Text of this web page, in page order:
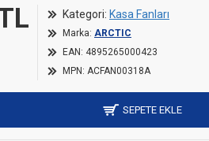
80 mm Daisy-Chain Cable
Kategori: Kasa Fanları
Marka: ARCTIC
EAN: 4895265000423
MPN: ACFAN00318A
SEPETE EKLE